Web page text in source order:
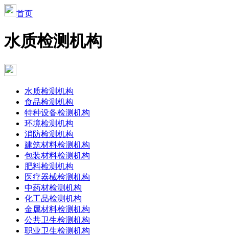
首页
水质检测机构
水质检测机构
食品检测机构
特种设备检测机构
环境检测机构
消防检测机构
建筑材料检测机构
包装材料检测机构
肥料检测机构
医疗器械检测机构
中药材检测机构
化工品检测机构
金属材料检测机构
公共卫生检测机构
职业卫生检测机构